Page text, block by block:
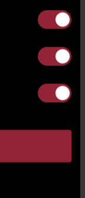
rodiny se
nejen v České